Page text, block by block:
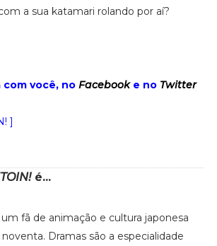
a sua katamari rolando por aí?
você, noFacebooke no Twitter
]
é...
um fã de animação e cultura japonesa
Dramas são a especialidade